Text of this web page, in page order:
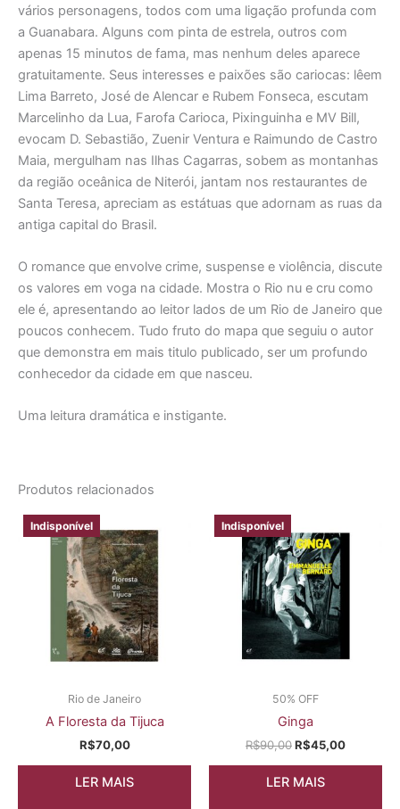
vários personagens, todos com uma ligação profunda com
a Guanabara. Alguns com pinta de estrela, outros com
apenas 15 minutos de fama, mas nenhum deles aparece
gratuitamente. Seus interesses e paixões são cariocas: lêem
Lima Barreto, José de Alencar e Rubem Fonseca, escutam
Marcelinho da Lua, Farofa Carioca, Pixinguinha e MV Bill,
evocam D. Sebastião, Zuenir Ventura e Raimundo de Castro
Maia, mergulham nas Ilhas Cagarras, sobem as montanhas
da região oceânica de Niterói, jantam nos restaurantes de
Santa Teresa, apreciam as estátuas que adornam as ruas da
antiga capital do Brasil.
O romance que envolve crime, suspense e violência, discute
os valores em voga na cidade. Mostra o Rio nu e cru como
ele é, apresentando ao leitor lados de um Rio de Janeiro que
poucos conhecem. Tudo fruto do mapa que seguiu o autor
que demonstra em mais titulo publicado, ser um profundo
conhecedor da cidade em que nasceu.
Uma leitura dramática e instigante.
Produtos relacionados
Indisponível
Rio de Janeiro
A Floresta da Tijuca
R$70,00
LER MAIS
Indisponível
50% OFF
Ginga
R$90,00R$45,00
LER MAIS